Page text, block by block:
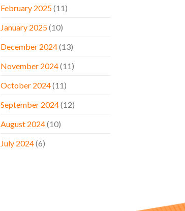
February 2025(11)
January 2025(10)
December 2024(13)
November 2024(11)
October 2024(11)
September 2024(12)
August 2024(10)
July 2024(6)